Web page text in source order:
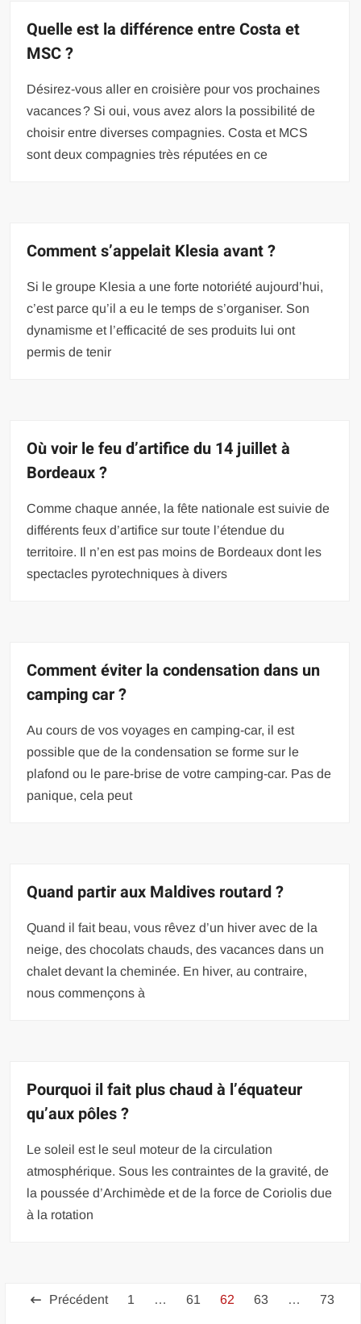
Quelle est la différence entre Costa et
MSC ?
Désirez-vous aller en croisière pour vos prochaines
vacances ? Si oui, vous avez alors la possibilité de
choisir entre diverses compagnies. Costa et MCS
sont deux compagnies très réputées en ce
Comment s’appelait Klesia avant ?
Si le groupe Klesia a une forte notoriété aujourd’hui,
c’est parce qu’il a eu le temps de s’organiser. Son
dynamisme et l’efficacité de ses produits lui ont
permis de tenir
Où voir le feu d’artifice du 14 juillet à
Bordeaux ?
Comme chaque année, la fête nationale est suivie de
différents feux d’artifice sur toute l’étendue du
territoire. Il n’en est pas moins de Bordeaux dont les
spectacles pyrotechniques à divers
Comment éviter la condensation dans un
camping car ?
Au cours de vos voyages en camping-car, il est
possible que de la condensation se forme sur le
plafond ou le pare-brise de votre camping-car. Pas de
panique, cela peut
Quand partir aux Maldives routard ?
Quand il fait beau, vous rêvez d’un hiver avec de la
neige, des chocolats chauds, des vacances dans un
chalet devant la cheminée. En hiver, au contraire,
nous commençons à
Pourquoi il fait plus chaud à l’équateur
qu’aux pôles ?
Le soleil est le seul moteur de la circulation
atmosphérique. Sous les contraintes de la gravité, de
la poussée d’Archimède et de la force de Coriolis due
à la rotation
Pagination
Précédent 1 … 61 62 63 … 73